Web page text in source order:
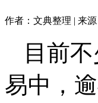
作者：文典整理 | 来源
目前
易中，